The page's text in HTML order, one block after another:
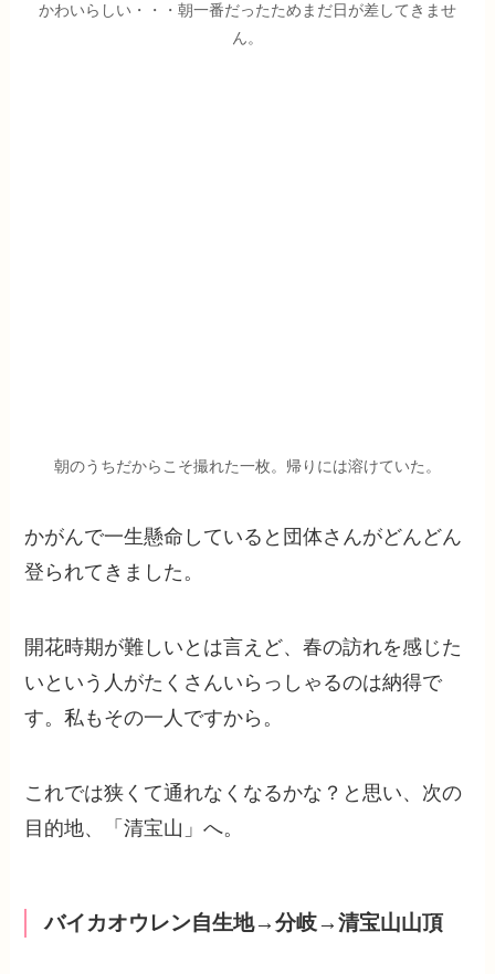
かわいらしい・・・朝一番だったためまだ日が差してきませ
ん。
朝のうちだからこそ撮れた一枚。帰りには溶けていた。
かがんで一生懸命していると団体さんがどんどん
登られてきました。
開花時期が難しいとは言えど、春の訪れを感じた
いという人がたくさんいらっしゃるのは納得で
す。私もその一人ですから。
これでは狭くて通れなくなるかな？と思い、次の
目的地、「清宝山」へ。
バイカオウレン自生地→分岐→清宝山山頂